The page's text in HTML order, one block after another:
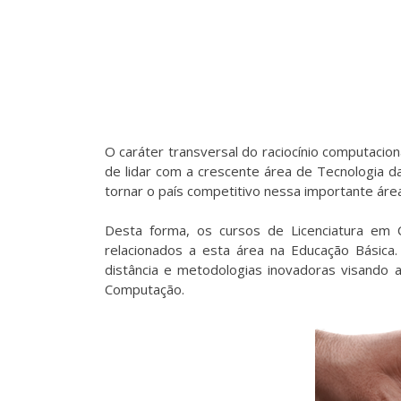
O caráter transversal do raciocínio
de lidar com a crescente área de Tecnologia
tornar o país competitivo nessa importante
Desta forma, os cursos de Licenciatura em
relacionados a esta área na Educação
distância e metodologias inovadoras
Computação.